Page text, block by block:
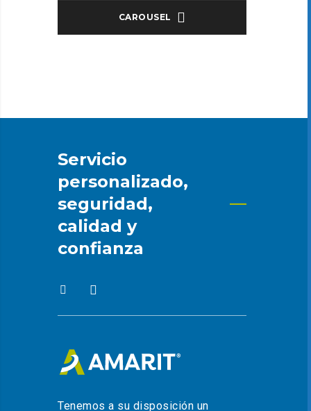
CAROUSEL
Servicio
personalizado,
seguridad,
calidad y
confianza
Tenemos a su disposición un